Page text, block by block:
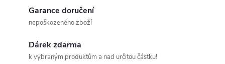
Garance doručení
nepoškozeného zboží
Dárek zdarma
k vybraným produktům a nad určitou částku!